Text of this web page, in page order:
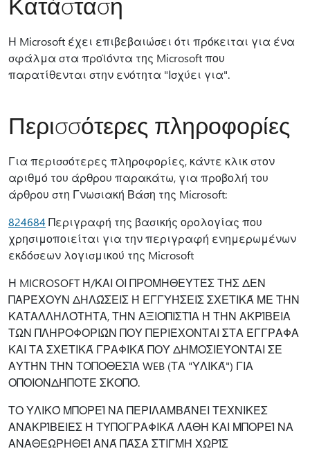
Η Microsoft έχει επιβεβαιώσει ότι πρόκειται για ένα
σφάλμα στα προϊόντα της Microsoft που
παρατίθενται στην ενότητα "Ισχύει για".
Περισσότερες πληροφορίες
Για περισσότερες πληροφορίες, κάντε κλικ στον
αριθμό του άρθρου παρακάτω, για προβολή του
άρθρου στη Γνωσιακή Βάση της Microsoft:
824684 Περιγραφή της βασικής ορολογίας που
χρησιμοποιείται για την περιγραφή ενημερωμένων
εκδόσεων λογισμικού της Microsoft
Η MICROSOFT Ή/ΚΑΙ ΟΙ ΠΡΟΜΗΘΕΥΤΈΣ ΤΗΣ ΔΕΝ
ΠΑΡΈΧΟΥΝ ΔΗΛΏΣΕΙΣ Ή ΕΓΓΥΉΣΕΙΣ ΣΧΕΤΙΚΆ ΜΕ ΤΗΝ
ΚΑΤΑΛΛΗΛΌΤΗΤΑ, ΤΗΝ ΑΞΙΟΠΙΣΤΊΑ Ή ΤΗΝ ΑΚΡΊΒΕΙΑ
ΤΩΝ ΠΛΗΡΟΦΟΡΙΏΝ ΠΟΥ ΠΕΡΙΈΧΟΝΤΑΙ ΣΤΑ ΈΓΓΡΑΦΑ
ΚΑΙ ΤΑ ΣΧΕΤΙΚΆ ΓΡΑΦΙΚΆ ΠΟΥ ΔΗΜΟΣΙΕΎΟΝΤΑΙ ΣΕ
ΑΥΤΉΝ ΤΗΝ ΤΟΠΟΘΕΣΊΑ WEB (ΤΑ "ΥΛΙΚΆ") ΓΙΑ
ΟΠΟΙΟΝΔΉΠΟΤΕ ΣΚΟΠΌ.
ΤΟ ΥΛΙΚΌ ΜΠΟΡΕΊ ΝΑ ΠΕΡΙΛΑΜΒΆΝΕΙ ΤΕΧΝΙΚΈΣ
ΑΝΑΚΡΊΒΕΙΕΣ Ή ΤΥΠΟΓΡΑΦΙΚΆ ΛΆΘΗ ΚΑΙ ΜΠΟΡΕΊ ΝΑ
ΑΝΑΘΕΩΡΗΘΕΊ ΑΝΆ ΠΆΣΑ ΣΤΙΓΜΉ ΧΩΡΊΣ